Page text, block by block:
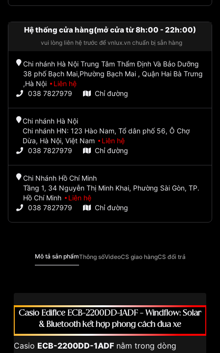
Hệ thống cửa hàng(mở cửa từ 8h:00 - 22h:00)
vui lòng liên hệ trước để vnlux.vn chuẩn bị sẵn hàng
Chi nhánh Hà Nội Trung Tâm Thẩm Định Và Bảo Dưỡng
38 phố Bạch Mai,Phường Bạch Mai , Quận Hai Bà Trưng
,Hà Nội
Liên hệ
038 7827979
Chỉ đường
Chi nhánh Hà Nội
Chi nhánh HN: 123 Hào Nam, Tổ dân phố 56, Ô Chợ
Dừa, Hà Nội, Việt Nam
Liên hệ
038 7827979
Chỉ đường
Chi Nhánh Hồ Chí Minh
Tầng 1, 34 Nguyễn Thị Minh Khai, Phường Sài Gòn, TP.
Hồ Chí Minh
Liên hệ
038 7827979
Chỉ đường
Mô tả sản phẩmThông sốVideoCS giao hàngCS đổi trả
Casio Edifice ECB-2200DD-1ADF – Windflow: Solar
& Bluetooth kết hợp phong cách đua xe
Casio ECB-2200DD-1ADF nằm trong dòng